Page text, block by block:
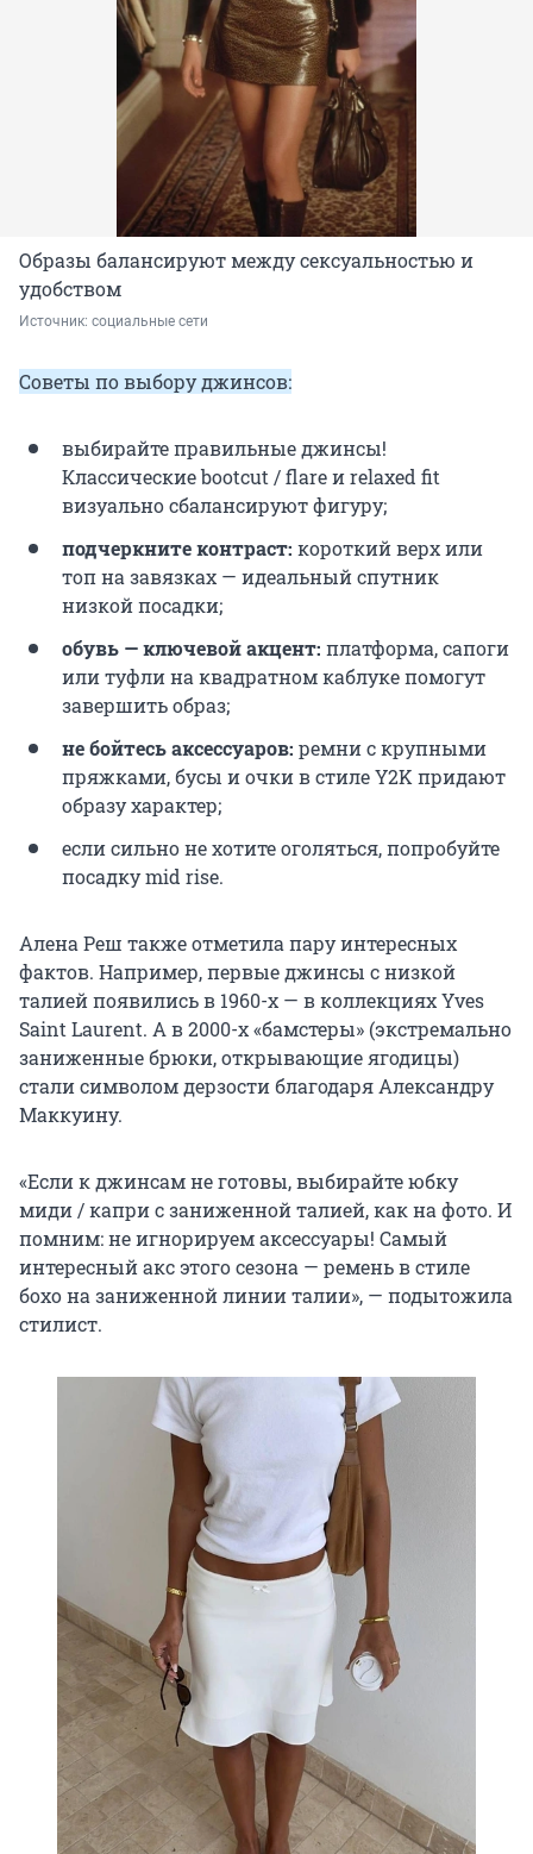
Образы балансируют между сексуальностью и
удобством
Источник: социальные сети
Советы по выбору джинсов:
выбирайте правильные джинсы!
Классические bootcut / flare и relaxed fit
визуально сбалансируют фигуру;
подчеркните контраст: короткий верх или
топ на завязках — идеальный спутник
низкой посадки;
обувь — ключевой акцент: платформа, сапоги
или туфли на квадратном каблуке помогут
завершить образ;
не бойтесь аксессуаров: ремни с крупными
пряжками, бусы и очки в стиле Y2K придают
образу характер;
если сильно не хотите оголяться, попробуйте
посадку mid rise.
Алена Реш также отметила пару интересных
фактов. Например, первые джинсы с низкой
талией появились в 1960-х — в коллекциях Yves
Saint Laurent. А в 2000-х «бамстеры» (экстремально
заниженные брюки, открывающие ягодицы)
стали символом дерзости благодаря Александру
Маккуину.
«Если к джинсам не готовы, выбирайте юбку
миди / капри с заниженной талией, как на фото. И
помним: не игнорируем аксессуары! Самый
интересный акс этого сезона — ремень в стиле
бохо на заниженной линии талии», — подытожила
стилист.